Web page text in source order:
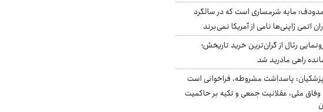
مدودف: مایه شرمساری است که در سالگرد
اتمی ژاپنی‌ها نامی از آمریکا نمی‌برند
رونمایی رئال از گران‌ترین خرید تاریخش؛
راهی مادرید شد
پزشکیان: پاسداشت مشروطه، فراخوانی است
وفاق ملی، عقلانیت جمعی و تکیه بر حاکمیت